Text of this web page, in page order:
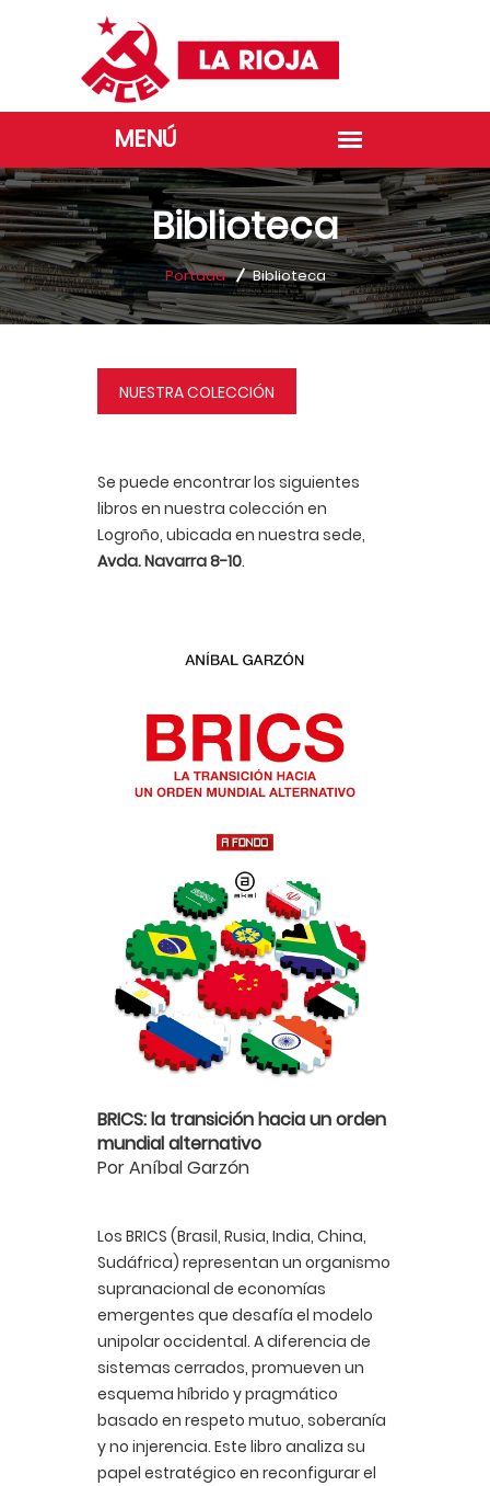
Biblioteca
Portada Biblioteca
NUESTRA COLECCIÓN
Se puede encontrar los siguientes
libros en nuestra colección en
Logroño, ubicada en nuestra sede,
Avda. Navarra 8-10.
BRICS: la transición hacia un orden
mundial alternativo
Por Aníbal Garzón
Los BRICS (Brasil, Rusia, India, China,
Sudáfrica) representan un organismo
supranacional de economías
emergentes que desafía el modelo
unipolar occidental. A diferencia de
sistemas cerrados, promueven un
esquema híbrido y pragmático
basado en respeto mutuo, soberanía
y no injerencia. Este libro analiza su
papel estratégico en reconfigurar el